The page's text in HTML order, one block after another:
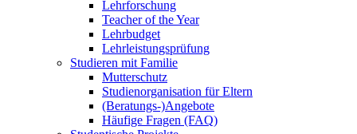
Lehrforschung
Teacher of the Year
Lehrbudget
Lehrleistungsprüfung
Studieren mit Familie
Mutterschutz
Studienorganisation für Eltern
(Beratungs-)Angebote
Häufige Fragen (FAQ)